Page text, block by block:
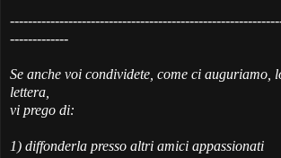
-------------
Se anche voi condividete, come ci auguriamo,
lettera,
vi prego di:
1) diffonderla presso altri amici appassionati